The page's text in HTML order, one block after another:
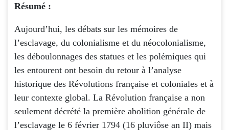
Résumé :
Aujourd’hui, les débats sur les mémoires de
l’esclavage, du colonialisme et du néocolonialisme,
les déboulonnages des statues et les polémiques qui
les entourent ont besoin du retour à l’analyse
historique des Révolutions française et coloniales et à
leur contexte global. La Révolution française a non
seulement décrété la première abolition générale de
l’esclavage le 6 février 1794 (16 pluviôse an II) mais